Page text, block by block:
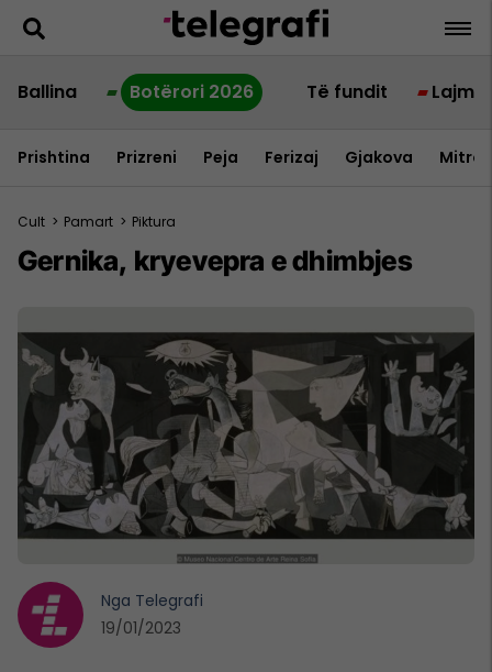
Ballina Botërori 2026 Të fundit Lajme
Prishtina Prizreni Peja Ferizaj Gjakova
Cult > Pamart > Piktura
Gernika, kryevepra e dhimbjes
Nga Telegrafi
19/01/2023